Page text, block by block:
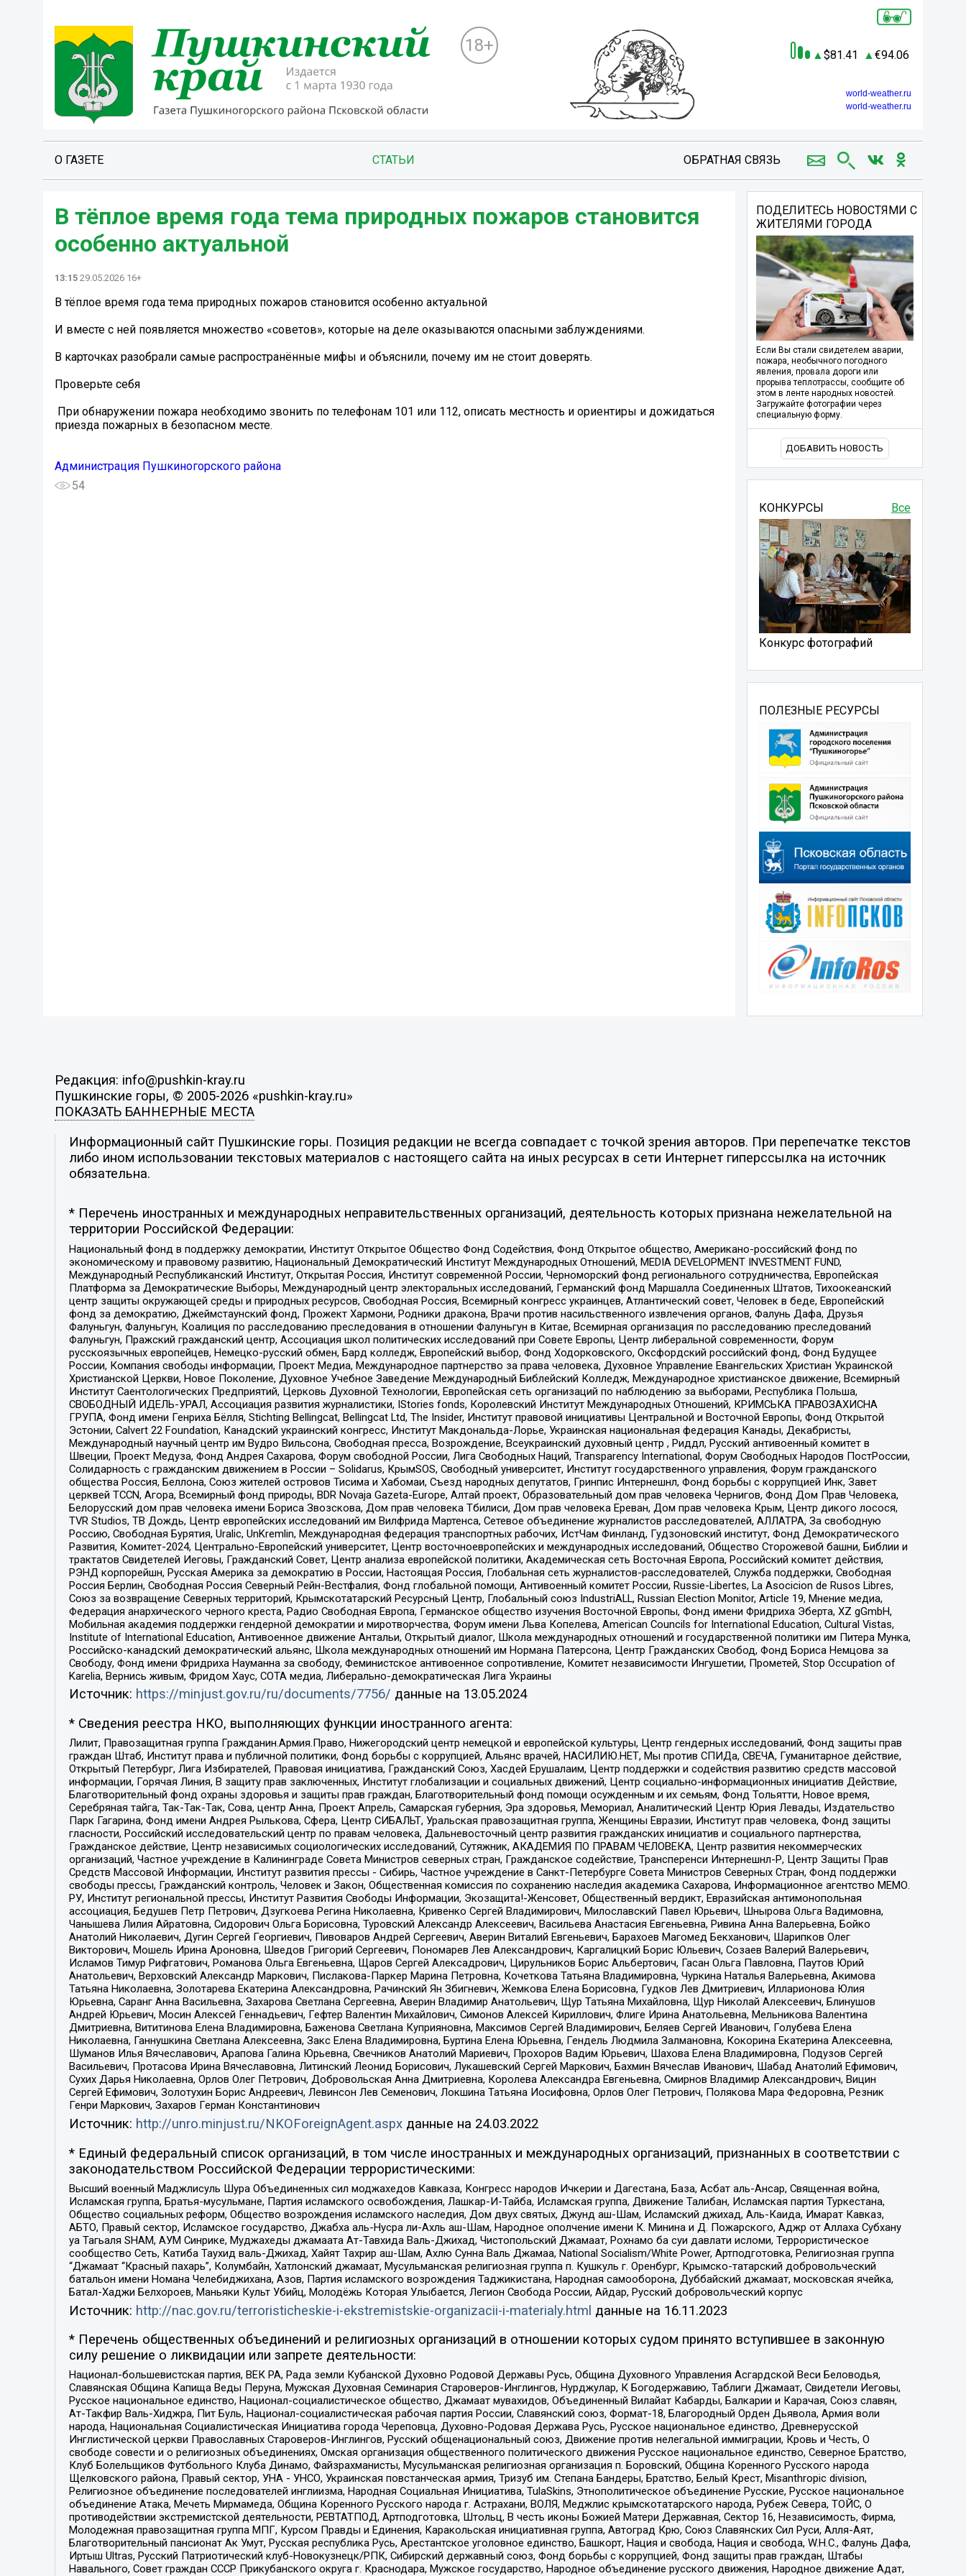
18+ 81.41 94.06
world-weather.ru
world-weather.ru
О ГАЗЕТЕ СТАТЬИ ОБРАТНАЯ СВЯЗЬ
В тёплое время года тема природных пожаров становится
особенно актуальной
13:15 29.05.2026 16+
В тёплое время года тема природных пожаров становится особенно актуальной
И вместе с ней появляется множество «советов», которые на деле оказываются опасными заблуждениями.
В карточках разобрали самые распространённые мифы и объяснили, почему им не стоит доверять.
Проверьте себя
️ При обнаружении пожара необходимо звонить по телефонам 101 или 112, описать местность и ориентиры и дожидаться
приезда пожарных в безопасном месте.
Администрация Пушкиногорского района
54
ПОДЕЛИТЕСЬ НОВОСТЯМИ С
ЖИТЕЛЯМИ ГОРОДА
Если Вы стали свидетелем аварии,
пожара, необычного погодного
явления, провала дороги или
прорыва теплотрассы, сообщите об
этом в ленте народных новостей.
Загружайте фотографии через
специальную форму.
ДОБАВИТЬ НОВОСТЬ
Все
КОНКУРСЫ
Конкурс фотографий
ПОЛЕЗНЫЕ РЕСУРСЫ
Редакция: info@pushkin-kray.ru
Пушкинские горы, © 2005-2026 «pushkin-kray.ru»
ПОКАЗАТЬ БАННЕРНЫЕ МЕСТА
Информационный сайт Пушкинские горы. Позиция редакции не всегда совпадает с точкой зрения авторов. При перепечатке текстов
либо ином использовании текстовых материалов с настоящего сайта на иных ресурсах в сети Интернет гиперссылка на источник
обязательна.
* Перечень иностранных и международных неправительственных организаций, деятельность которых признана нежелательной на
территории Российской Федерации:
Национальный фонд в поддержку демократии, Институт Открытое Общество Фонд Содействия, Фонд Открытое общество, Американо-российский фонд по
экономическому и правовому развитию, Национальный Демократический Институт Международных Отношений, MEDIA DEVELOPMENT INVESTMENT FUND,
Международный Республиканский Институт, Открытая Россия, Институт современной России, Черноморский фонд регионального сотрудничества, Европейская
Платформа за Демократические Выборы, Международный центр электоральных исследований, Германский фонд Маршалла Соединенных Штатов, Тихоокеанский
центр защиты окружающей среды и природных ресурсов, Свободная Россия, Всемирный конгресс украинцев, Атлантический совет, Человек в беде, Европейский
фонд за демократию, Джеймстаунский фонд, Прожект Хармони, Родники дракона, Врачи против насильственного извлечения органов, Фалунь Дафа, Друзья
Фалуньгун, Фалуньгун, Коалиция по расследованию преследования в отношении Фалуньгун в Китае, Всемирная организация по расследованию преследований
Фалуньгун, Пражский гражданский центр, Ассоциация школ политических исследований при Совете Европы, Центр либеральной современности, Форум
русскоязычных европейцев, Немецко-русский обмен, Бард колледж, Европейский выбор, Фонд Ходорковского, Оксфордский российский фонд, Фонд Будущее
России, Компания свободы информации, Проект Медиа, Международное партнерство за права человека, Духовное Управление Евангельских Христиан Украинской
Христианской Церкви, Новое Поколение, Духовное Учебное Заведение Международный Библейский Колледж, Международное христианское движение, Всемирный
Институт Саентологических Предприятий, Церковь Духовной Технологии, Европейская сеть организаций по наблюдению за выборами, Республика Польша,
СВОБОДНЫЙ ИДЕЛЬ-УРАЛ, Ассоциация развития журналистики, IStories fonds, Королевский Институт Международных Отношений, КРИМСЬКА ПРАВОЗАХИСНА
ГРУПА, Фонд имени Генриха Бёлля, Stichting Bellingcat, Bellingcat Ltd, The Insider, Институт правовой инициативы Центральной и Восточной Европы, Фонд Открытой
Эстонии, Calvert 22 Foundation, Канадский украинский конгресс, Институт Макдональда-Лорье, Украинская национальная федерация Канады, Декабристы,
Международный научный центр им Вудро Вильсона, Свободная пресса, Возрождение, Всеукраинский духовный центр , Риддл, Русский антивоенный комитет в
Швеции, Проект Медуза, Фонд Андрея Сахарова, Форум свободной России, Лига Свободных Наций, Transparеncy International, Форум Свободных Народов ПостРоссии,
Солидарность с гражданским движением в России – Solidarus, КрымSOS, Свободный университет, Институт государственного управления, Форум гражданского
общества Россия, Беллона, Союз жителей островов Тисима и Хабомаи, Съезд народных депутатов, Гринпис Интернешнл, Фонд борьбы с коррупцией Инк, Завет
церквей TCCN, Агора, Всемирный фонд природы, BDR Novaja Gazeta-Europe, Алтай проект, Образовательный дом прав человека Чернигов, Фонд Дом Прав Человека,
Белорусский дом прав человека имени Бориса Звозскова, Дом прав человека Тбилиси, Дом прав человека Ереван, Дом прав человека Крым, Центр дикого лосося,
TVR Studios, ТВ Дождь, Центр европейских исследований им Вилфрида Мартенса, Сетевое объединение журналистов расследователей, АЛЛАТРА, За свободную
Россию, Свободная Бурятия, Uralic, UnKremlin, Международная федерация транспортных рабочих, ИстЧам Финланд, Гудзоновский институт, Фонд Демократического
Развития, Комитет-2024, Центрально-Европейский университет, Центр восточноевропейских и международных исследований, Общество Сторожевой башни, Библии и
трактатов Свидетелей Иеговы, Гражданский Совет, Центр анализа европейской политики, Академическая сеть Восточная Европа, Российский комитет действия,
РЭНД корпорейшн, Русская Америка за демократию в России, Настоящая Россия, Глобальная сеть журналистов-расследователей, Служба поддержки, Свободная
Россия Берлин, Свободная Россия Северный Рейн-Вестфалия, Фонд глобальной помощи, Антивоенный комитет России, Russie-Libertes, La Asocicion de Rusos Libres,
Союз за возвращение Северных территорий, Крымскотатарский Ресурсный Центр, Глобальный союз IndustriALL, Russian Election Monitor, Article 19, Мнение медиа,
Федерация анархического черного креста, Радио Свободная Европа, Германское общество изучения Восточной Европы, Фонд имени Фридриха Эберта, XZ gGmbH,
Мобильная академия поддержки гендерной демократии и миротворчества, Форум имени Льва Копелева, American Councils for International Education, Cultural Vistas,
Institute of International Education, Антивоенное движение Антальи, Открытый диалог, Школа международных отношений и государственной политики им Питера Мунка,
Российско-канадский демократический альянс, Школа международных отношений им Нормана Патерсона, Центр Гражданских Свобод, Фонд Бориса Немцова за
Свободу, Фонд имени Фридриха Науманна за свободу, Феминистское антивоенное сопротивление, Комитет независимости Ингушетии, Прометей, Stop Occupation of
Karelia, Вернись живым, Фридом Хаус, СОТА медиа, Либерально-демократическая Лига Украины
Источник: https://minjust.gov.ru/ru/documents/7756/ данные на 13.05.2024
* Сведения реестра НКО, выполняющих функции иностранного агента:
Лилит, Правозащитная группа Гражданин.Армия.Право, Нижегородский центр немецкой и европейской культуры, Центр гендерных исследований, Фонд защиты прав
граждан Штаб, Институт права и публичной политики, Фонд борьбы с коррупцией, Альянс врачей, НАСИЛИЮ.НЕТ, Мы против СПИДа, СВЕЧА, Гуманитарное действие,
Открытый Петербург, Лига Избирателей, Правовая инициатива, Гражданский Союз, Хасдей Ерушалаим, Центр поддержки и содействия развитию средств массовой
информации, Горячая Линия, В защиту прав заключенных, Институт глобализации и социальных движений, Центр социально-информационных инициатив Действие,
Благотворительный фонд охраны здоровья и защиты прав граждан, Благотворительный фонд помощи осужденным и их семьям, Фонд Тольятти, Новое время,
Серебряная тайга, Так-Так-Так, Сова, центр Анна, Проект Апрель, Самарская губерния, Эра здоровья, Мемориал, Аналитический Центр Юрия Левады, Издательство
Парк Гагарина, Фонд имени Андрея Рылькова, Сфера, Центр СИБАЛЬТ, Уральская правозащитная группа, Женщины Евразии, Институт прав человека, Фонд защиты
гласности, Российский исследовательский центр по правам человека, Дальневосточный центр развития гражданских инициатив и социального партнерства,
Гражданское действие, Центр независимых социологических исследований, Сутяжник, АКАДЕМИЯ ПО ПРАВАМ ЧЕЛОВЕКА, Центр развития некоммерческих
организаций, Частное учреждение в Калининграде Совета Министров северных стран, Гражданское содействие, Трансперенси Интернешнл-Р, Центр Защиты Прав
Средств Массовой Информации, Институт развития прессы - Сибирь, Частное учреждение в Санкт-Петербурге Совета Министров Северных Стран, Фонд поддержки
свободы прессы, Гражданский контроль, Человек и Закон, Общественная комиссия по сохранению наследия академика Сахарова, Информационное агентство МЕМО.
РУ, Институт региональной прессы, Институт Развития Свободы Информации, Экозащита!-Женсовет, Общественный вердикт, Евразийская антимонопольная
ассоциация, Бедушев Петр Петрович, Дзугкоева Регина Николаевна, Кривенко Сергей Владимирович, Милославский Павел Юрьевич, Шнырова Ольга Вадимовна,
Чанышева Лилия Айратовна, Сидорович Ольга Борисовна, Туровский Александр Алексеевич, Васильева Анастасия Евгеньевна, Ривина Анна Валерьевна, Бойко
Анатолий Николаевич, Дугин Сергей Георгиевич, Пивоваров Андрей Сергеевич, Аверин Виталий Евгеньевич, Барахоев Магомед Бекханович, Шарипков Олег
Викторович, Мошель Ирина Ароновна, Шведов Григорий Сергеевич, Пономарев Лев Александрович, Каргалицкий Борис Юльевич, Созаев Валерий Валерьевич,
Исламов Тимур Рифгатович, Романова Ольга Евгеньевна, Щаров Сергей Алексадрович, Цирульников Борис Альбертович, Гасан Ольга Павловна, Паутов Юрий
Анатольевич, Верховский Александр Маркович, Пислакова-Паркер Марина Петровна, Кочеткова Татьяна Владимировна, Чуркина Наталья Валерьевна, Акимова
Татьяна Николаевна, Золотарева Екатерина Александровна, Рачинский Ян Збигневич, Жемкова Елена Борисовна, Гудков Лев Дмитриевич, Илларионова Юлия
Юрьевна, Саранг Анна Васильевна, Захарова Светлана Сергеевна, Аверин Владимир Анатольевич, Щур Татьяна Михайловна, Щур Николай Алексеевич, Блинушов
Андрей Юрьевич, Мосин Алексей Геннадьевич, Гефтер Валентин Михайлович, Симонов Алексей Кириллович, Флиге Ирина Анатольевна, Мельникова Валентина
Дмитриевна, Вититинова Елена Владимировна, Баженова Светлана Куприяновна, Максимов Сергей Владимирович, Беляев Сергей Иванович, Голубева Елена
Николаевна, Ганнушкина Светлана Алексеевна, Закс Елена Владимировна, Буртина Елена Юрьевна, Гендель Людмила Залмановна, Кокорина Екатерина Алексеевна,
Шуманов Илья Вячеславович, Арапова Галина Юрьевна, Свечников Анатолий Мариевич, Прохоров Вадим Юрьевич, Шахова Елена Владимировна, Подузов Сергей
Васильевич, Протасова Ирина Вячеславовна, Литинский Леонид Борисович, Лукашевский Сергей Маркович, Бахмин Вячеслав Иванович, Шабад Анатолий Ефимович,
Сухих Дарья Николаевна, Орлов Олег Петрович, Добровольская Анна Дмитриевна, Королева Александра Евгеньевна, Смирнов Владимир Александрович, Вицин
Сергей Ефимович, Золотухин Борис Андреевич, Левинсон Лев Семенович, Локшина Татьяна Иосифовна, Орлов Олег Петрович, Полякова Мара Федоровна, Резник
Генри Маркович, Захаров Герман Константинович
Источник: http://unro.minjust.ru/NKOForeignAgent.aspxданные на 24.03.2022
* Единый федеральный список организаций, в том числе иностранных и международных организаций, признанных в соответствии с
законодательством Российской Федерации террористическими:
Высший военный Маджлисуль Шура Объединенных сил моджахедов Кавказа, Конгресс народов Ичкерии и Дагестана, База, Асбат аль-Ансар, Священная война,
Исламская группа, Братья-мусульмане, Партия исламского освобождения, Лашкар-И-Тайба, Исламская группа, Движение Талибан, Исламская партия Туркестана,
Общество социальных реформ, Общество возрождения исламского наследия, Дом двух святых, Джунд аш-Шам, Исламский джихад, Аль-Каида, Имарат Кавказ,
АБТО, Правый сектор, Исламское государство, Джабха аль-Нусра ли-Ахль аш-Шам, Народное ополчение имени К. Минина и Д. Пожарского, Аджр от Аллаха Субхану
уа Тагьаля SHAM, АУМ Синрике, Муджахеды джамаата Ат-Тавхида Валь-Джихад, Чистопольский Джамаат, Рохнамо ба суи давлати исломи, Террористическое
сообщество Сеть, Катиба Таухид валь-Джихад, Хайят Тахрир аш-Шам, Ахлю Сунна Валь Джамаа, National Socialism/White Power, Артподготовка, Религиозная группа
“Джамаат “Красный пахарь”, Колумбайн, Хатлонский джамаат, Мусульманская религиозная группа п. Кушкуль г. Оренбург, Крымско-татарский добровольческий
батальон имени Номана Челебиджихана, Азов, Партия исламского возрождения Таджикистана, Народная самооборона, Дуббайский джамаат, московская ячейка,
Батал-Хаджи Белхороев, Маньяки Культ Убийц, Молодёжь Которая Улыбается, Легион Свобода России, Айдар, Русский добровольческий корпус
Источник: http://nac.gov.ru/terroristicheskie-i-ekstremistskie-organizacii-i-materialy.html данные на 16.11.2023
* Перечень общественных объединений и религиозных организаций в отношении которых судом принято вступившее в законную
силу решение о ликвидации или запрете деятельности:
Национал-большевистская партия, ВЕК РА, Рада земли Кубанской Духовно Родовой Державы Русь, Община Духовного Управления Асгардской Веси Беловодья,
Славянская Община Капища Веды Перуна, Мужская Духовная Семинария Староверов-Инглингов, Нурджулар, К Богодержавию, Таблиги Джамаат, Свидетели Иеговы,
Русское национальное единство, Национал-социалистическое общество, Джамаат мувахидов, Объединенный Вилайат Кабарды, Балкарии и Карачая, Союз славян,
Ат-Такфир Валь-Хиджра, Пит Буль, Национал-социалистическая рабочая партия России, Славянский союз, Формат-18, Благородный Орден Дьявола, Армия воли
народа, Национальная Социалистическая Инициатива города Череповца, Духовно-Родовая Держава Русь, Русское национальное единство, Древнерусской
Инглистической церкви Православных Староверов-Инглингов, Русский общенациональный союз, Движение против нелегальной иммиграции, Кровь и Честь, О
свободе совести и о религиозных объединениях, Омская организация общественного политического движения Русское национальное единство, Северное Братство,
Клуб Болельщиков Футбольного Клуба Динамо, Файзрахманисты, Мусульманская религиозная организация п. Боровский, Община Коренного Русского народа
Щелковского района, Правый сектор, УНА - УНСО, Украинская повстанческая армия, Тризуб им. Степана Бандеры, Братство, Белый Крест, Misanthropic division,
Религиозное объединение последователей инглиизма, Народная Социальная Инициатива, TulaSkins, Этнополитическое объединение Русские, Русское национальное
объединение Атака, Мечеть Мирмамеда, Община Коренного Русского народа г. Астрахани, ВОЛЯ, Меджлис крымскотатарского народа, Рубеж Севера, ТОЙС, О
противодействии экстремистской деятельности, РЕВТАТПОД, Артподготовка, Штольц, В честь иконы Божией Матери Державная, Сектор 16, Независимость, Фирма,
Молодежная правозащитная группа МПГ, Курсом Правды и Единения, Каракольская инициативная группа, Автоград Крю, Союз Славянских Сил Руси, Алля-Аят,
Благотворительный пансионат Ак Умут, Русская республика Русь, Арестантское уголовное единство, Башкорт, Нация и свобода, Нация и свобода, W.H.С., Фалунь Дафа,
Иртыш Ultras, Русский Патриотический клуб-Новокузнецк/РПК, Сибирский державный союз, Фонд борьбы с коррупцией, Фонд защиты прав граждан, Штабы
Навального, Совет граждан СССР Прикубанского округа г. Краснодара, Мужское государство, Народное объединение русского движения, Народное движение Адат,